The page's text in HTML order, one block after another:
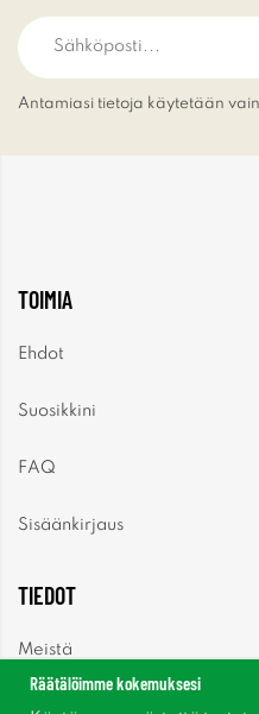
Antamiasi tietoja käytetään
TOIMIA
Ehdot
Suosikkini
FAQ
Sisäänkirjaus
TIEDOT
Meistä
Räätälöimme kokemuksesi